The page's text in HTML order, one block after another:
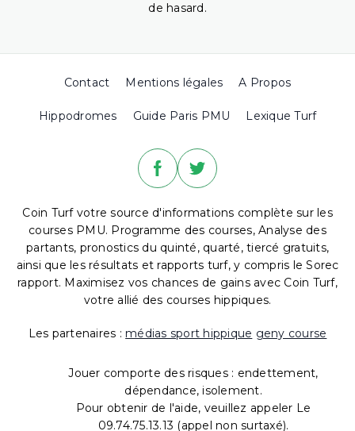
de hasard.
Contact Mentions légales A Propos
Hippodromes Guide Paris PMU Lexique Turf
Coin Turf votre source d'informations complète sur les
courses PMU. Programme des courses, Analyse des
partants, pronostics du quinté, quarté, tiercé gratuits,
ainsi que les résultats et rapports turf, y compris le Sorec
rapport. Maximisez vos chances de gains avec Coin Turf,
votre allié des courses hippiques.
Les partenaires : médias sport hippique geny course
Jouer comporte des risques : endettement,
dépendance, isolement.
Pour obtenir de l'aide, veuillez appeler Le
09.74.75.13.13 (appel non surtaxé).